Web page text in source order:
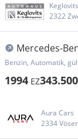
2322
Mercedes-
Benzin, Automatik,
1994 EZ343.500
Aura Cars
2334